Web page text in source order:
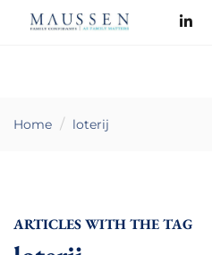
Home loterij
ARTICLES WITH THE TAG